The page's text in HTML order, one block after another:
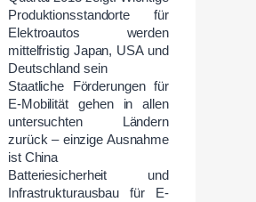
Produktionsstandorte für
Elektroautos werden
mittelfristig Japan, USA und
Deutschland sein
Staatliche Förderungen für
E-Mobilität gehen in allen
untersuchten Ländern
zurück – einzige Ausnahme
ist China
Batteriesicherheit und
Infrastrukturausbau für E-